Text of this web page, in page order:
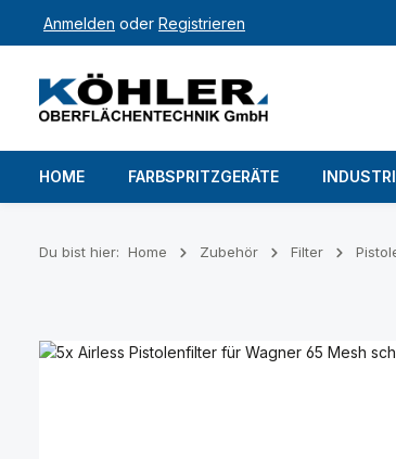
Hauptinhalt springen
Zur Suche springen
Zur Hauptnavigation springen
Anmelden oder Registrieren
HOME FARBSPRITZGERÄTE
Du bist hier: Home Zubehör Filter
Bildergalerie überspringen